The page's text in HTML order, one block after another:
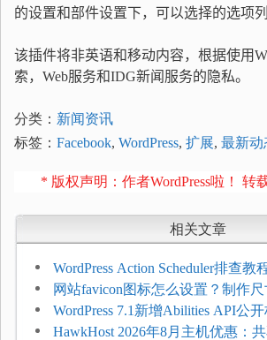
的设置和部件设置下，可以选择的选项列
该插件将非英语和移动内容，根据使用
索，Web服务和IDG新闻服务的隐私。
分类： 新闻资讯
标签： Facebook, WordPress, 扩展, 最新动
* 版权声明：作者WordPress啦！ 转
相关文章
WordPress Action Scheduler排查教
压和订单延迟
网站favicon图标怎么设置？制作
加方法
WordPress 7.1新增Abilities API公
持REST API、MCP与AI代理
HawkHost 2026年8月主机优惠：